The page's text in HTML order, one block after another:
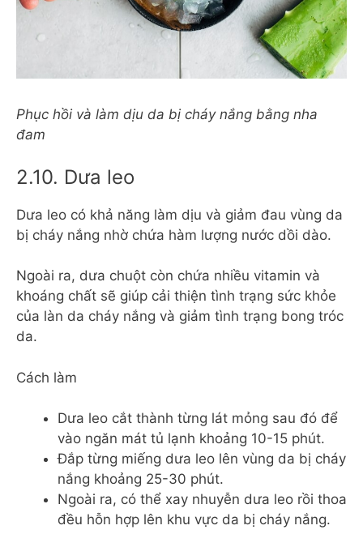
Phục hồi và làm dịu da bị cháy nắng bằng nha
đam
2.10. Dưa leo
Dưa leo có khả năng làm dịu và giảm đau vùng da
bị cháy nắng nhờ chứa hàm lượng nước dồi dào.
Ngoài ra, dưa chuột còn chứa nhiều vitamin và
khoáng chất sẽ giúp cải thiện tình trạng sức khỏe
của làn da cháy nắng và giảm tình trạng bong tróc
da.
Cách làm
Dưa leo cắt thành từng lát mỏng sau đó để
vào ngăn mát tủ lạnh khoảng 10-15 phút.
Đắp từng miếng dưa leo lên vùng da bị cháy
nắng khoảng 25-30 phút.
Ngoài ra, có thể xay nhuyễn dưa leo rồi thoa
đều hỗn hợp lên khu vực da bị cháy nắng.